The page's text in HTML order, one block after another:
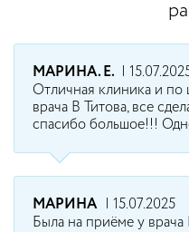
МАРИНА. Е.
|
Отличная клиника и
врача В Титова, все
спасибо большое!!!
МАРИНА
| 15.07.2025
Была на приёме у врача